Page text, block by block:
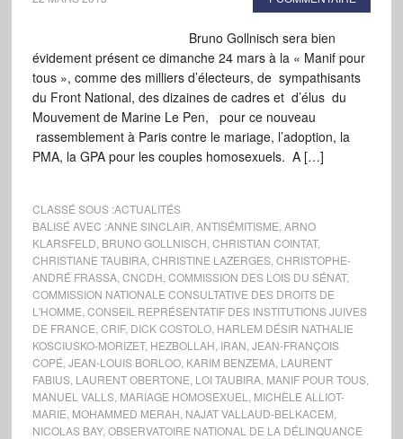
Bruno Gollnisch sera bien
évidement présent ce dimanche 24 mars à la « Manif pour
tous », comme des milliers d’électeurs, de sympathisants
du Front National, des dizaines de cadres et d’élus du
Mouvement de Marine Le Pen, pour ce nouveau
rassemblement à Paris contre le mariage, l’adoption, la
PMA, la GPA pour les couples homosexuels. A […]
CLASSÉ SOUS :ACTUALITÉS
BALISÉ AVEC :ANNE SINCLAIR ANTISÉMITISME ARNO
KLARSFELD BRUNO GOLLNISCH CHRISTIAN COINTAT,
CHRISTIANE TAUBIRA, CHRISTINE LAZERGES, CHRISTOPHE-
ANDRÉ FRASSA, CNCDH COMMISSION DES LOIS DU SÉNAT,
COMMISSION NATIONALE CONSULTATIVE DES DROITS DE
L'HOMME CONSEIL REPRÉSENTATIF DES INSTITUTIONS JUIVES
DE FRANCE CRIF, DICK COSTOLO, HARLEM DÉSIR NATHALIE
KOSCIUSKO-MORIZET, HEZBOLLAH IRAN JEAN-FRANÇOIS
COPÉ JEAN-LOUIS BORLOO, KARIM BENZEMA, LAURENT
FABIUS, LAURENT OBERTONE LOI TAUBIRA, MANIF POUR TOUS,
MANUEL VALLS, MARIAGE HOMOSEXUEL
MICHÈLE ALLIOT-
MARIE MOHAMMED MERAH NAJAT VALLAUD-BELKACEM
NICOLAS BAY, OBSERVATOIRE NATIONAL DE LA DÉLINQUANCE